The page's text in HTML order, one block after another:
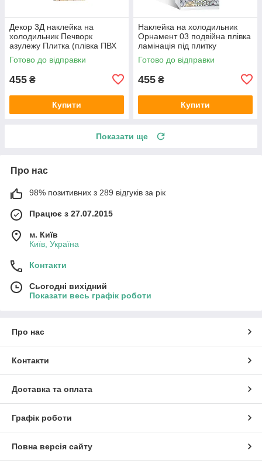
Декор 3Д наклейка на
холодильник Печворк
азулежу Плитка (плівка ПВХ
фотодрук) 600х1800 мм
Геометрія Бежевий
Готово до відправки
455 ₴
Купити
Наклейка на холодильник
Орнамент 03 подвійна плівка
ламінація під плитку
калейдоскоп абстракція
600х1800 мм
Готово до відправки
455 ₴
Купити
Показати ще
Про нас
98% позитивних з 289 відгуків за рік
Працює з 27.07.2015
м. Київ
Київ, Україна
Контакти
Сьогодні вихідний
Показати весь графік роботи
Про нас
Контакти
Доставка та оплата
Графік роботи
Повна версія сайту